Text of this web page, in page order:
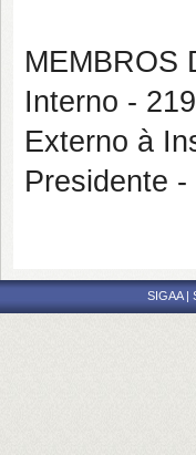
MEMBROS
Interno -
Externo à
Presidente
SIGAA |